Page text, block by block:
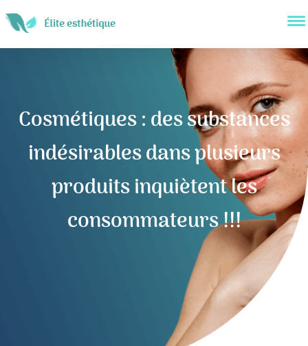
Cosmétiques : des substances
indésirables dans plusieurs
produits inquiètent les
consommateurs !!!